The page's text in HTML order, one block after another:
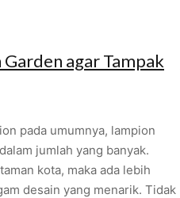
agar Tampak
pada umumnya, lampion
jumlah yang banyak.
kota, maka ada lebih
desain yang menarik. Tidak